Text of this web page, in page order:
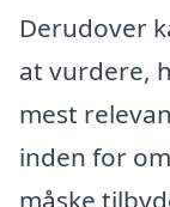
Derudover
at vurdere,
mest
inden for
måske